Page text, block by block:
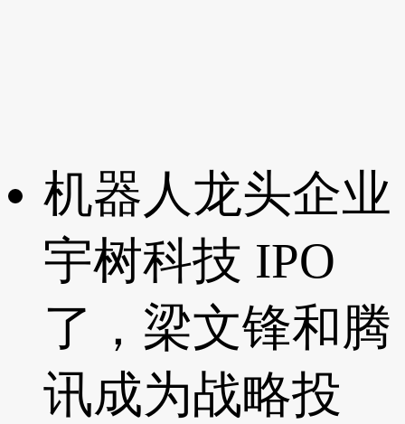
机器人龙头企业
宇树科技 IPO
了，梁文锋和腾
讯成为战略投